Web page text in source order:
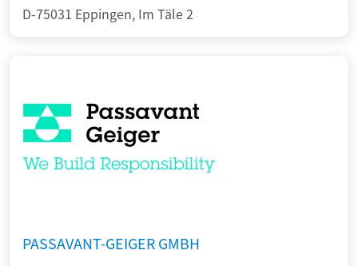
D-75031 Eppingen, Im Täle 2
PASSAVANT-GEIGER GMBH